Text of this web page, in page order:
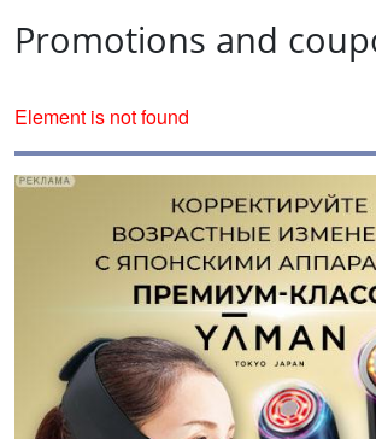
Promotions and
Element is not found